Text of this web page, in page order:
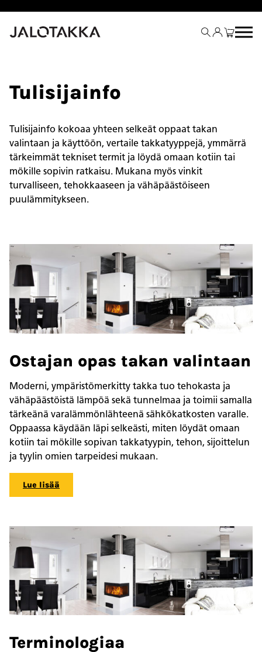
Tulisijainfo
Tulisijainfo kokoaa yhteen selkeät oppaat takan
valintaan ja käyttöön, vertaile takkatyyppejä, ymmärrä
tärkeimmät tekniset termit ja löydä omaan kotiin tai
mökille sopivin ratkaisu. Mukana myös vinkit
turvalliseen, tehokkaaseen ja vähäpäästöiseen
puulämmitykseen.
Ostajan opas takan valintaan
Moderni, ympäristömerkitty takka tuo tehokasta ja
vähäpäästöistä lämpöä sekä tunnelmaa ja toimii samalla
tärkeänä varalämmönlähteenä sähkökatkosten varalle.
Oppaassa käydään läpi selkeästi, miten löydät omaan
kotiin tai mökille sopivan takkatyypin, tehon, sijoittelun
ja tyylin omien tarpeidesi mukaan.
Lue lisää
Terminologiaa